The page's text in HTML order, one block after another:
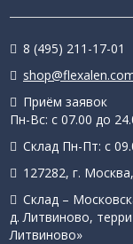
8 (495) 211-17-01
Приём заявок
Пн-Вс: с 07.00 до
Склад Пн-Пт: с
127282, г.
Склад –
д. Литвиново,
Литвиново»